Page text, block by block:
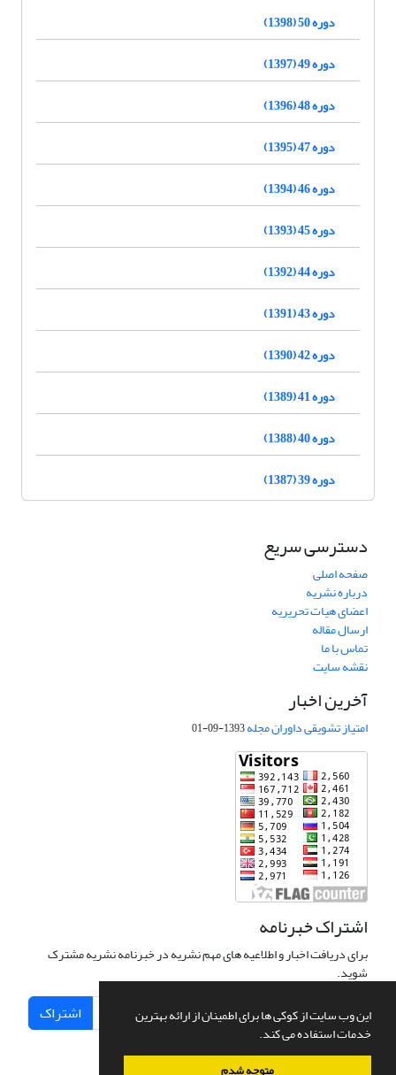
این وب سایت از کوکی ها برای اطمینان از ارائه بهترین
خدمات استفاده می کند.
متوجه شدم
دوره 50 (1398)
دوره 49 (1397)
دوره 48 (1396)
دوره 47 (1395)
دوره 46 (1394)
دوره 45 (1393)
دوره 44 (1392)
دوره 43 (1391)
دوره 42 (1390)
دوره 41 (1389)
دوره 40 (1388)
دوره 39 (1387)
دسترسی سریع
صفحه اصلی
درباره نشریه
اعضای هیات تحریریه
ارسال مقاله
تماس با ما
نقشه سایت
آخرین اخبار
امتیاز تشویقی داوران مجله1393-09-01
اشتراک خبرنامه
برای دریافت اخبار و اطلاعیه های مهم نشریه در خبرنامه نشریه مشترک
شوید.
اشتراک